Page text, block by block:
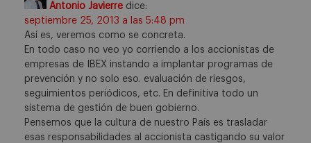
Antonio Javierre dice:
septiembre 25, 2013 a las 5:48 pm
Así es, veremos como se concreta.
En todo caso no veo yo corriendo a los accionistas de
empresas de IBEX instando a implantar programas de
prevención y no solo eso. evaluación de riesgos,
seguimientos periódicos, etc. En definitiva todo un
sistema de gestión de buen gobierno.
Pensemos que la cultura de nuestro País es trasladar
esas responsabilidades al accionista castigando su valor